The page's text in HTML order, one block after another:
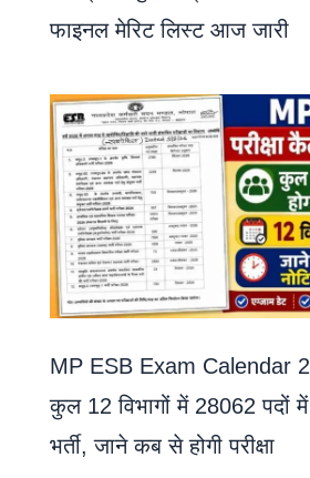
फाइनल मेरिट लिस्ट आज जारी
MP ESB Exam Calendar
कुल 12 विभागों में 28062 पदों
भर्ती, जाने कब से होगी परीक्षा